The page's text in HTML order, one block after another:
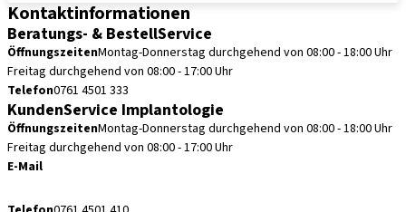
Kontaktinformationen
Beratungs- & BestellService
ÖffnungszeitenMontag-Donnerstag durchgehend von 08:00 - 18:00 Uhr
Freitag durchgehend von 08:00 - 17:00 Uhr
Telefon0761 4501 333
KundenService Implantologie
ÖffnungszeitenMontag-Donnerstag durchgehend von 08:00 - 18:00 Uhr
Freitag durchgehend von 08:00 - 17:00 Uhr
E-Mail